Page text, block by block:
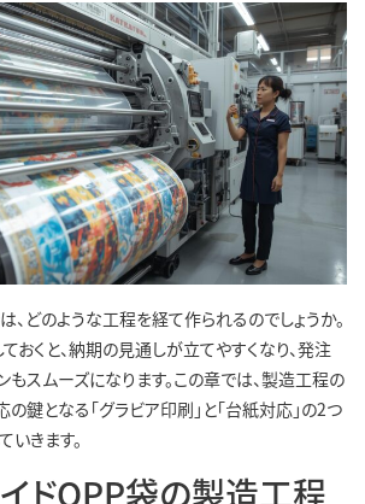
、どのような工程を経て作られるのでしょうか。
おくと、納期の見通しが立てやすくなり、発注
もスムーズになります。この章では、製造工程の
鍵となる「グラビア印刷」と「台紙対応」の2つ
いきます。
ドOPP袋の製造工程